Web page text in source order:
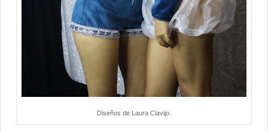
Diseños de Laura Clavijo.